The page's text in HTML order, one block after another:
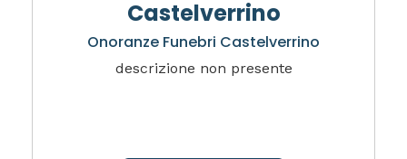
Castelverrino
Onoranze Funebri Castelverrino
descrizione non presente